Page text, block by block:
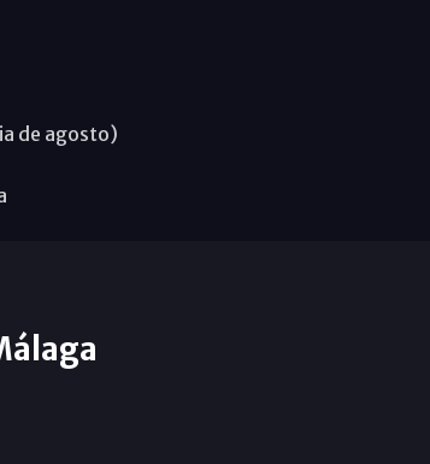
de agosto)